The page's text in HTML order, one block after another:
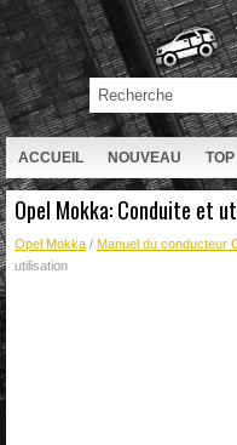
ACCUEIL NOUVEAU TOP
RECHERCHE
Opel Mokka: Conduite et
Opel Mokka / Manuel du conducteur
utilisation